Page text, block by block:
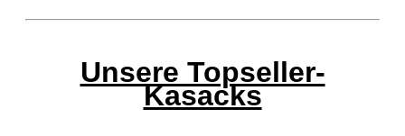
Unsere Topseller-
Kasacks